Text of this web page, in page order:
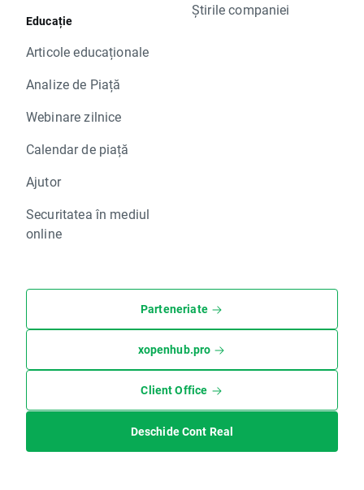
Educație
Articole educaționale
Analize de Piață
Webinare zilnice
Calendar de piață
Ajutor
Securitatea în mediul
online
Știrile companiei
Parteneriate
xopenhub.pro
Client Office
Deschide Cont Real